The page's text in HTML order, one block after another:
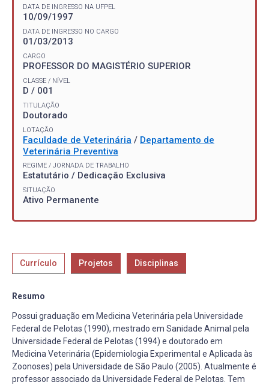
DATA DE INGRESSO NA UFPEL
10/09/1997
DATA DE INGRESSO NO CARGO
01/03/2013
CARGO
PROFESSOR DO MAGISTÉRIO SUPERIOR
CLASSE / NÍVEL
D / 001
TITULAÇÃO
Doutorado
LOTAÇÃO
Faculdade de Veterinária / Departamento de
Veterinária Preventiva
REGIME / JORNADA DE TRABALHO
Estatutário / Dedicação Exclusiva
SITUAÇÃO
Ativo Permanente
Currículo Projetos Disciplinas
Resumo
Possui graduação em Medicina Veterinária pela Universidade
Federal de Pelotas (1990), mestrado em Sanidade Animal pela
Universidade Federal de Pelotas (1994) e doutorado em
Medicina Veterinária (Epidemiologia Experimental e Aplicada às
Zoonoses) pela Universidade de São Paulo (2005). Atualmente é
professor associado da Universidade Federal de Pelotas. Tem